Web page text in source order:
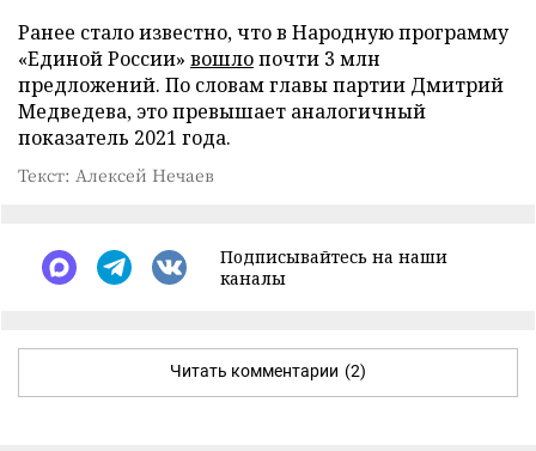
Ранее стало известно, что в Народную программу
«Единой России» вошлопочти 3 млн
предложений. По словам главы партии Дмитрий
Медведева, это превышает аналогичный
показатель 2021 года.
Текст: Алексей Нечаев
Подписывайтесь на наши
каналы
Читать комментарии (2)